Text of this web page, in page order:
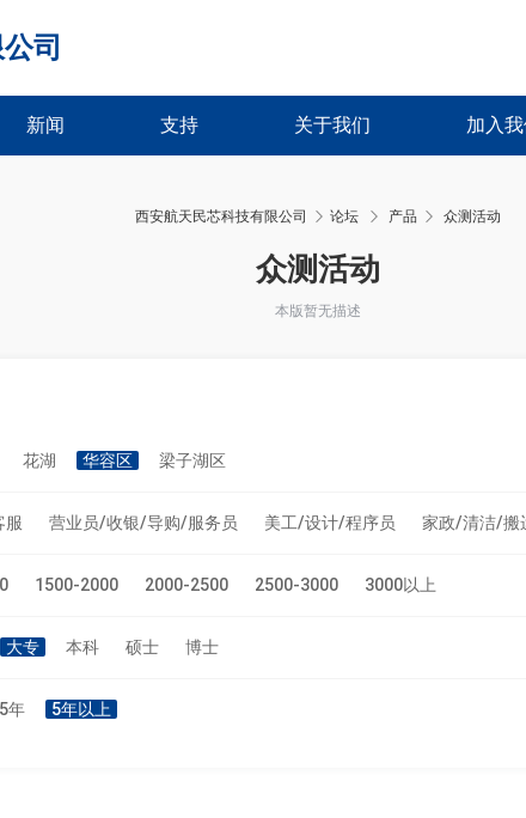
司
新闻 支持 关于我们 加入
西安航天民芯科技有限公司 论坛
›
产品 众测活动
众测活动
本版暂无描述
花湖 华容区 梁子湖区
服 营业员/收银/导购/服务员 美工/设计/程序员 家政/清洁/搬
1500-2000 2000-2500 2500-3000 3000以上
大专 本科 硕士 博士
年 5年以上